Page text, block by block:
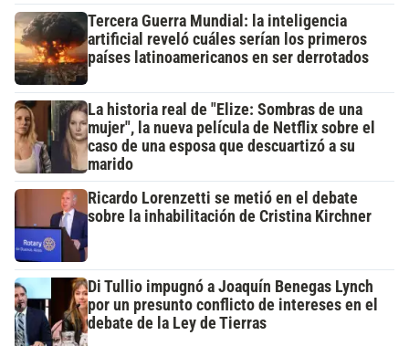
Tercera Guerra Mundial: la inteligencia
artificial reveló cuáles serían los primeros
países latinoamericanos en ser derrotados
La historia real de "Elize: Sombras de una
mujer", la nueva película de Netflix sobre el
caso de una esposa que descuartizó a su
marido
Ricardo Lorenzetti se metió en el debate
sobre la inhabilitación de Cristina Kirchner
Di Tullio impugnó a Joaquín Benegas Lynch
por un presunto conflicto de intereses en el
debate de la Ley de Tierras